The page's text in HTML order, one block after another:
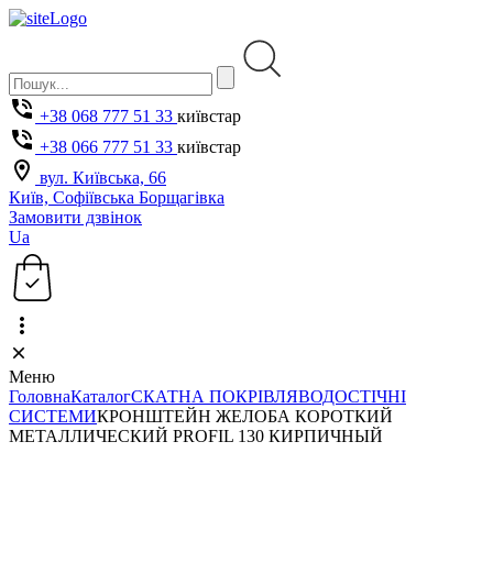
+38 068 777 51 33 київстар
+38 066 777 51 33 київстар
вул. Київська, 66
Київ, Софіївська Борщагівка
Замовити дзвінок
Ua
Меню
ГоловнаКаталогСКАТНА ПОКРІВЛЯВОДОСТІЧНІ
СИСТЕМИКРОНШТЕЙН ЖЕЛОБА КОРОТКИЙ
МЕТАЛЛИЧЕСКИЙ PROFIL 130 КИРПИЧНЫЙ